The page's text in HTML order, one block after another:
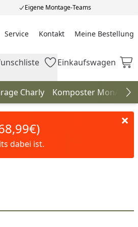
Eigene Montage-Teams
Service Kontakt Meine Bestellung
Meine Bestellung
Einkaufswagen
Einkaufswagen
Charly Komposter MonAmi
dabei ist.